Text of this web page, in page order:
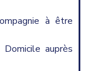
à être
auprès